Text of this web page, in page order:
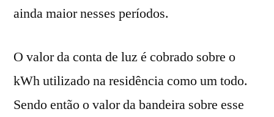
ainda maior nesses períodos.
O valor da conta de luz é cobrado sobre o
kWh utilizado na residência como um todo.
Sendo então o valor da bandeira sobre esse